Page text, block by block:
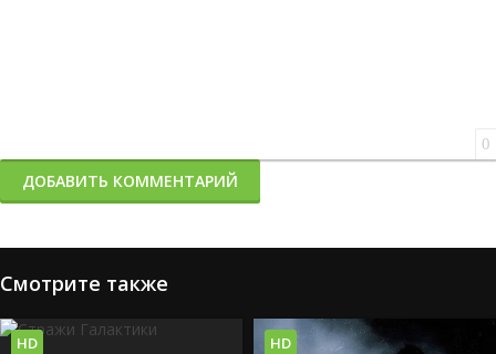
0
ДОБАВИТЬ КОММЕНТАРИЙ
Смотрите также
HD HD